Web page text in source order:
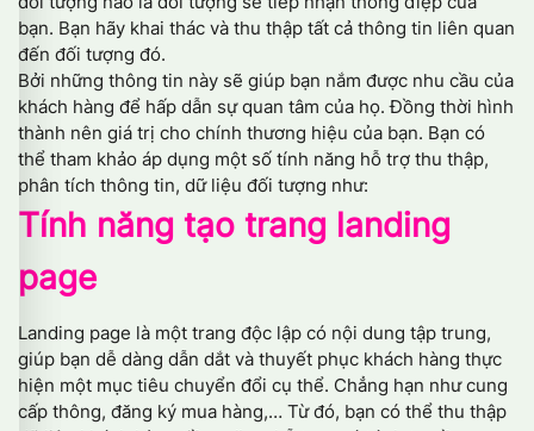
bạn. Bạn hãy khai thác và thu thập tất cả thông tin liên quan
đến đối tượng đó.
Bởi những thông tin này sẽ giúp bạn nắm được nhu cầu của
khách hàng để hấp dẫn sự quan tâm của họ. Đồng thời hình
thành nên giá trị cho chính thương hiệu của bạn. Bạn có
thể tham khảo áp dụng một số tính năng hỗ trợ thu thập,
phân tích thông tin, dữ liệu đối tượng như:
Tính năng tạo trang landing
page
Landing page là một trang độc lập có nội dung tập trung,
giúp bạn dễ dàng dẫn dắt và thuyết phục khách hàng thực
hiện một mục tiêu chuyển đổi cụ thể. Chẳng hạn như cung
cấp thông, đăng ký mua hàng,… Từ đó, bạn có thể thu thập